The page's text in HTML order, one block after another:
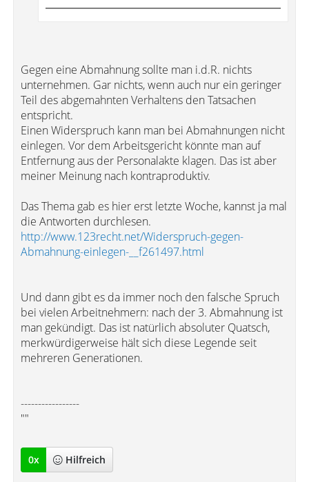
Gegen eine Abmahnung sollte man i.d.R. nichts
unternehmen. Gar nichts, wenn auch nur ein geringer
Teil des abgemahnten Verhaltens den Tatsachen
entspricht.
Einen Widerspruch kann man bei Abmahnungen nicht
einlegen. Vor dem Arbeitsgericht könnte man auf
Entfernung aus der Personalakte klagen. Das ist aber
meiner Meinung nach kontraproduktiv.
Das Thema gab es hier erst letzte Woche, kannst ja mal
die Antworten durchlesen.
http://www.123recht.net/Widerspruch-gegen-
Abmahnung-einlegen-__f261497.html
Und dann gibt es da immer noch den falsche Spruch
bei vielen Arbeitnehmern: nach der 3. Abmahnung ist
man gekündigt. Das ist natürlich absoluter Quatsch,
merkwürdigerweise hält sich diese Legende seit
mehreren Generationen.
-----------------
""
0x Hilfreich